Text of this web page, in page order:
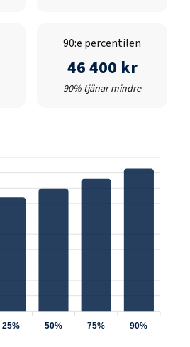
90:e percentilen
46 400 kr
90% tjänar mindre
25% 50% 75% 90%